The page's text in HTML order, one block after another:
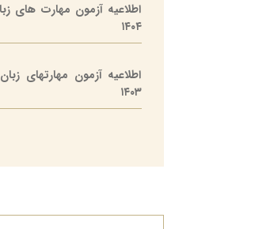
اطلاعیه آزمون مهارت های
۱۴۰۴
اطلاعیه آزمون مهارتهای
۱۴۰۳